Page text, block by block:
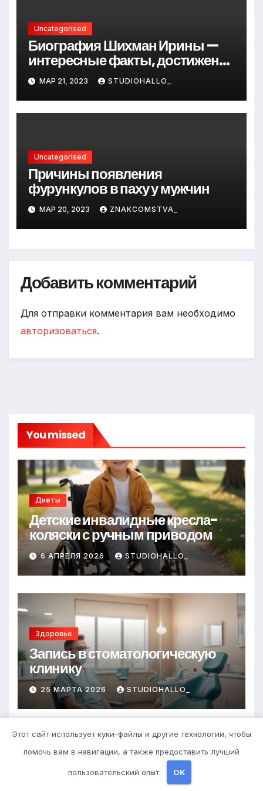
Uncategorised
Биография Шихман Ирины —
интересные факты, достижения
и путь к успеху
МАР 21, 2023 STUDIOHALLO_
Uncategorised
Причины появления
фурункулов в паху у мужчин
МАР 20, 2023 ZNAKCOMSTVA_
Добавить комментарий
Для отправки комментария вам необходимо
авторизоваться.
You missed
Диеты
Детские инвалидные кресла-
коляски с ручным приводом
6 АПРЕЛЯ 2026 STUDIOHALLO_
Здоровье
Запись в стоматологическую
клинику
25 МАРТА 2026 STUDIOHALLO_
Этот сайт использует куки-файлы и другие технологии, чтобы
помочь вам в навигации, а также предоставить лучший
пользовательский опыт. OK